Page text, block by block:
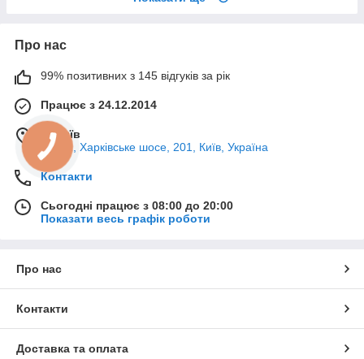
Про нас
99% позитивних з 145 відгуків за рік
Працює з 24.12.2014
м. Київ
02121, Харківське шосе, 201, Київ, Україна
Контакти
Сьогодні працює з 08:00 до 20:00
Показати весь графік роботи
Про нас
Контакти
Доставка та оплата